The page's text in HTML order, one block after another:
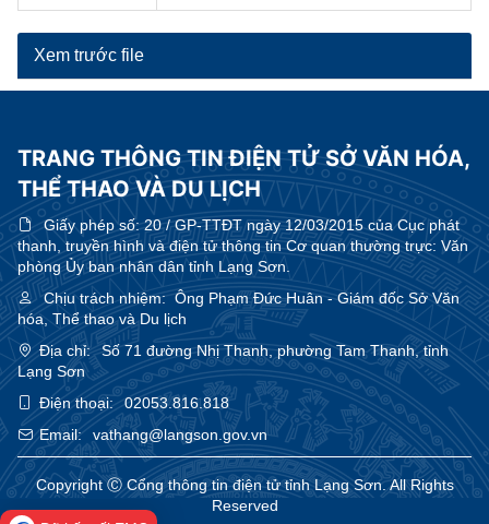
Xem trước file
TRANG THÔNG TIN ĐIỆN TỬ SỞ VĂN HÓA,
THỂ THAO VÀ DU LỊCH
Giấy phép số:20 / GP-TTĐT ngày 12/03/2015 của Cục phát
thanh, truyền hình và điện tử thông tin Cơ quan thường trực: Văn
phòng Ủy ban nhân dân tỉnh Lạng Sơn.
Chịu trách nhiệm:Ông Phạm Đức Huân - Giám đốc Sở Văn
hóa, Thể thao và Du lịch
Địa chỉ:
Số 71 đường Nhị Thanh, phường Tam Thanh, tỉnh
Lạng Sơn
Điện thoại:
02053.816.818
Email:
vathang@langson.gov.vn
Copyright Ⓒ Cổng thông tin điện tử tỉnh Lạng Sơn. All Rights
Reserved